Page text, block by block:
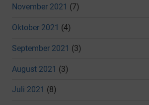
November 2021 (7)
Oktober 2021 (4)
September 2021 (3)
August 2021 (3)
Juli 2021 (8)